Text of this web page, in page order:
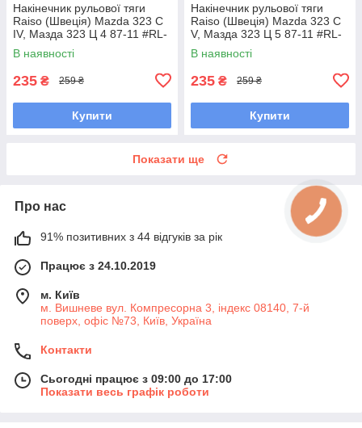
Накінечник рульової тяги
Raiso (Швеція) Mazda 323 C
IV, Мазда 323 Ц 4 87-11 #RL-
232280M UAVPCWF7
В наявності
235 ₴ 259 ₴
Купити
Накінечник рульової тяги
Raiso (Швеція) Mazda 323 C
V, Мазда 323 Ц 5 87-11 #RL-
232280M UAVPCWF7
В наявності
235 ₴ 259 ₴
Купити
Показати ще
Про нас
91% позитивних з 44 відгуків за рік
Працює з 24.10.2019
м. Київ
м. Вишневе вул. Компресорна 3, індекс 08140, 7-й
поверх, офіс №73, Київ, Україна
Контакти
Сьогодні працює з 09:00 до 17:00
Показати весь графік роботи